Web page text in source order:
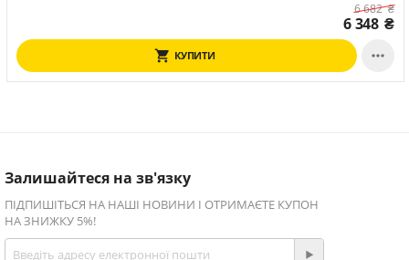
6 682₴
6 348 ₴
КУПИТИ 
Залишайтеся на зв'язку
ПІДПИШІТЬСЯ НА НАШІ НОВИНИ І ОТРИМАЄТЕ КУПОН
НА ЗНИЖКУ 5%!